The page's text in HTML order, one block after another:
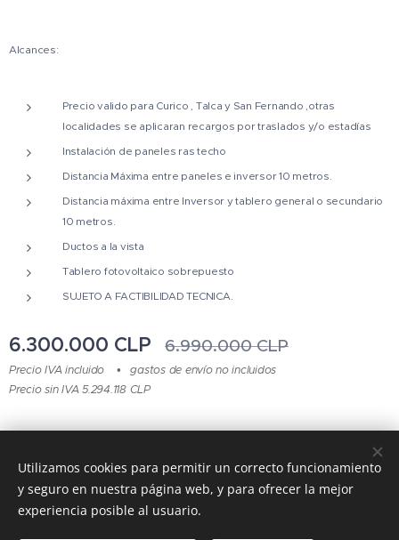
Alcances:
Precio valido para Curico , Talca y San Fernando ,otras
localidades se aplicaran recargos por traslados y/o estadías
Instalación de paneles ras techo
Distancia Máxima entre paneles e inversor 10 metros.
Distancia máxima entre Inversor y tablero general o secundario
10 metros.
Ductos a la vista
Tablero fotovoltaico sobrepuesto
SUJETO A FACTIBILIDAD TECNICA.
6.300.000 CLP 6.990.000CLP
Precio IVA incluido
gastos de envío no incluidos
Precio sin IVA 5.294.118 CLP
© 2015 - 2024 Todos los derechos reservados
CURISOL es una marcha registrada
Cookies
Utilizamos cookies para permitir un correcto funcionamiento
y seguro en nuestra página web, y para ofrecer la mejor
experiencia posible al usuario.